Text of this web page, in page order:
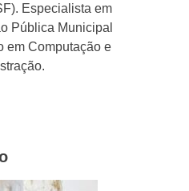
Especialista em
Pública Municipal
em Computação e